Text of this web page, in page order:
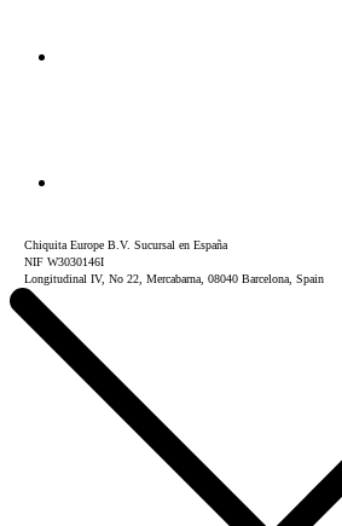
Chiquita Europe B.V. Sucursal en España
NIF W3030146I
Longitudinal IV, No 22, Mercabarna, 08040 Barcelona, Spain